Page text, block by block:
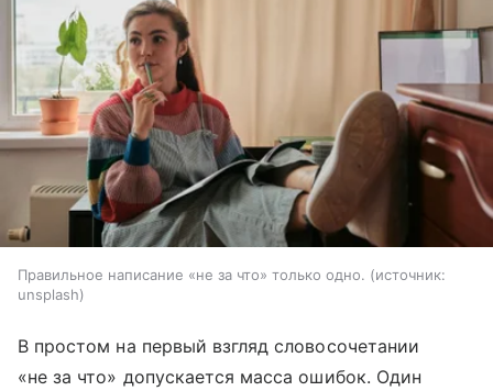
Правильное написание «не за что» только одно.
источник:
unsplash
В простом на первый взгляд словосочетании
«не за что» допускается масса ошибок. Один